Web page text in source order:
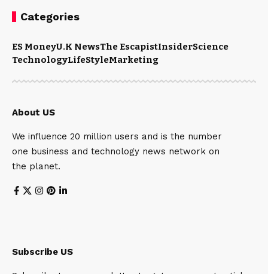
Categories
ES MoneyU.K NewsThe EscapistInsiderScience
TechnologyLifeStyleMarketing
About US
We influence 20 million users and is the number
one business and technology news network on
the planet.
Subscribe US